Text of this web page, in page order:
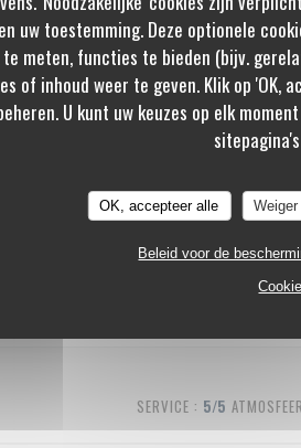
uw toestemming. Deze optionele
meten, functies te bieden (bijv.
of inhoud weer te geven. Klik op 'OK,
U kunt uw keuzes op elk
OK, accepteer alle
Beleid voor de
SERVICE /5 ATMOSFEER
SERVICE: 5/5
SERVICE : 5/5 ATMOSFEER